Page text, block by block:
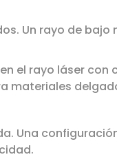
Un rayo de bajo
rayo láser con
materiales
Una